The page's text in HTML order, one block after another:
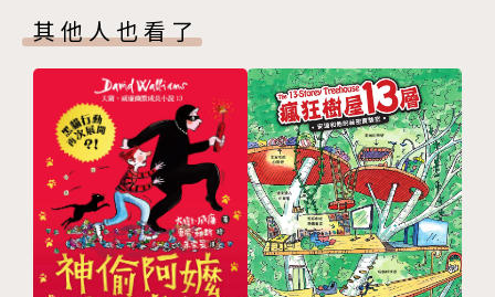
跡〉、〈丹迪VS.黑黑〉四篇。
現在，讓我們與屁屁丹迪一起前往冒險的旅程吧！
還有這些遊戲可以玩：
★找一找：
尋找屁屁共6篇
尋找花嘴鴨家的七姊妹
找出正確鑰匙
其他人也看了